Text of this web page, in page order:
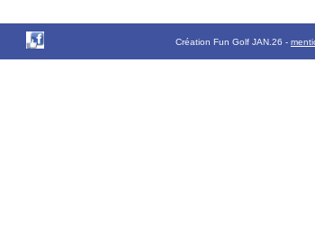
Création Fun Golf JAN.26 -